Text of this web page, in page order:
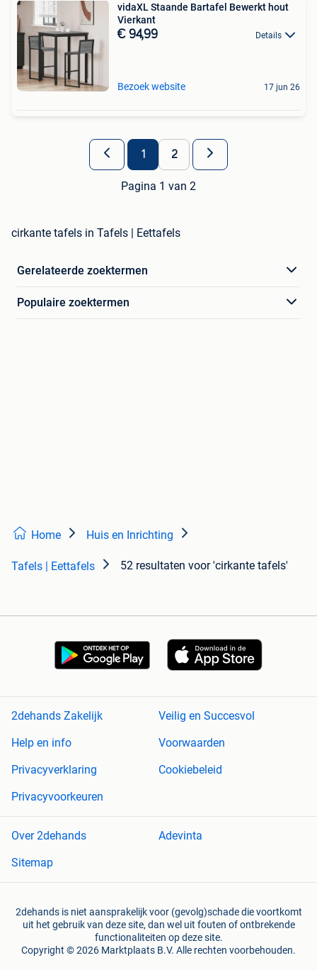
vidaXL Staande Bartafel Bewerkt hout
Vierkant
€ 94,99 Details
Bezoek website 17 jun 26
1 2
Pagina 1 van 2
cirkante tafels in Tafels | Eettafels
Gerelateerde zoektermen
Populaire zoektermen
Home Huis en Inrichting
Tafels | Eettafels 52 resultaten voor 'cirkante tafels'
2dehands Zakelijk
Veilig en Succesvol
Help en info
Voorwaarden
Privacyverklaring
Cookiebeleid
Privacyvoorkeuren
Over 2dehands
Adevinta
Sitemap
2dehands is niet aansprakelijk voor (gevolg)schade die voortkomt
uit het gebruik van deze site, dan wel uit fouten of ontbrekende
functionaliteiten op deze site.
Copyright © 2026 Marktplaats B.V. Alle rechten voorbehouden.